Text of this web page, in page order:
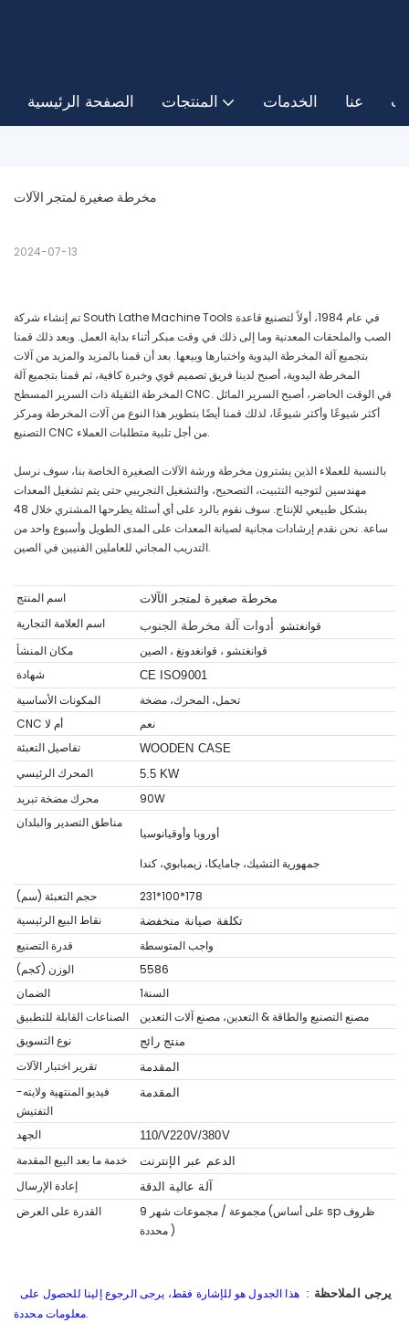
الصفحة الرئيسية المنتجات الخدمات عنا
مخرطة صغيرة لمتجر الآلات
2024-07-13
تم إنشاء شركة South Lathe Machine Tools في عام 1984، أولاً لتصنيع قاعدة
الصب والملحقات المعدنية وما إلى ذلك في وقت مبكر أثناء بداية العمل. وبعد ذلك قمنا
بتجميع آلة المخرطة اليدوية واختبارها وبيعها. بعد أن قمنا بالمزيد والمزيد من آلات
المخرطة اليدوية، أصبح لدينا فريق تصميم قوي وخبرة كافية، ثم قمنا بتجميع آلة
المخرطة الثقيلة ذات السرير المسطح CNC. في الوقت الحاضر، أصبح السرير المائل
أكثر شيوعًا وأكثر شيوعًا، لذلك قمنا أيضًا بتطوير هذا النوع من آلات المخرطة ومركز
التصنيع CNC من أجل تلبية متطلبات العملاء.
بالنسبة للعملاء الذين يشترون مخرطة ورشة الآلات الصغيرة الخاصة بنا، سوف نرسل
مهندسين لتوجيه التثبيت، التصحيح، والتشغيل التجريبي حتى يتم تشغيل المعدات
بشكل طبيعي للإنتاج. سوف نقوم بالرد على أي أسئلة يطرحها المشتري خلال 48
ساعة. نحن نقدم إرشادات مجانية لصيانة المعدات على المدى الطويل وأسبوع واحد من
التدريب المجاني للعاملين الفنيين في الصين.
اسم المنتج مخرطة صغيرة لمتجر الآلات
اسم العلامة التجارية قوانغتشو أدوات آلة مخرطة الجنوب
مكان المنشأ
قوانغتشو ، قوانغدونغ ، الصين
شهادة
CE ISO9001
المكونات الأساسية
تحمل، المحرك، مضخة
CNC أم لا
نعم
تفاصيل التعبئة
WOODEN CASE
المحرك الرئيسي 5.5 KW
محرك مضخة تبريد
90W
مناطق التصدير والبلدان
أوروبا وأوقيانوسيا
جمهورية التشيك، جامايكا، زيمبابوي، كندا
حجم التعبئة (سم)
231*100*178
نقاط البيع الرئيسية
تكلفة صيانة منخفضة
قدرة التصنيع
واجب المتوسطة
الوزن (كجم)
5586
الضمان
السنة1
الصناعات القابلة للتطبيق
مصنع التصنيع والطاقة & التعدين، مصنع آلات التعدين
نوع التسويق
منتج رائج
تقرير اختبار الآلات المقدمة
فيديو المنتهية ولايته-
التفتيش
المقدمة
الجهد 110/V220V/380V
خدمة ما بعد البيع المقدمة الدعم عبر الإنترنت
إعادة الإرسال آلة عالية الدقة
القدرة على العرض 9 مجموعة / مجموعات شهر (على أساس spظروف
)
يرجى الملاحظة : هذا الجدول هو للإشارة فقط، يرجى الرجوع إلينا للحصول على
معلومات محددة.